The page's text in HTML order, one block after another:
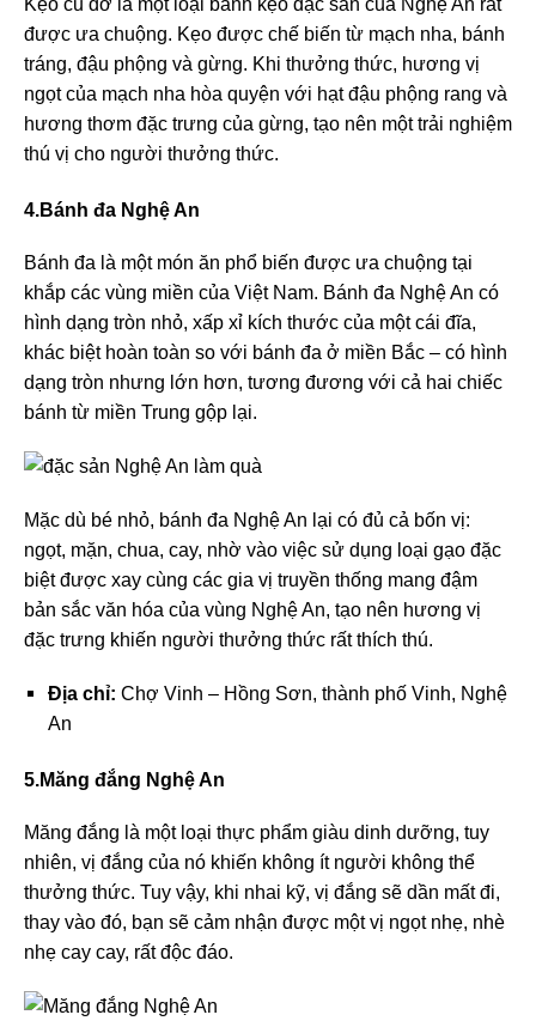
Kẹo cu đơ là một loại bánh kẹo đặc sản của Nghệ An rất
được ưa chuộng. Kẹo được chế biến từ mạch nha, bánh
tráng, đậu phộng và gừng. Khi thưởng thức, hương vị
ngọt của mạch nha hòa quyện với hạt đậu phộng rang và
hương thơm đặc trưng của gừng, tạo nên một trải nghiệm
thú vị cho người thưởng thức.
4.Bánh đa Nghệ An
Bánh đa là một món ăn phổ biến được ưa chuộng tại
khắp các vùng miền của Việt Nam. Bánh đa Nghệ An có
hình dạng tròn nhỏ, xấp xỉ kích thước của một cái đĩa,
khác biệt hoàn toàn so với bánh đa ở miền Bắc – có hình
dạng tròn nhưng lớn hơn, tương đương với cả hai chiếc
bánh từ miền Trung gộp lại.
Mặc dù bé nhỏ, bánh đa Nghệ An lại có đủ cả bốn vị:
ngọt, mặn, chua, cay, nhờ vào việc sử dụng loại gạo đặc
biệt được xay cùng các gia vị truyền thống mang đậm
bản sắc văn hóa của vùng Nghệ An, tạo nên hương vị
đặc trưng khiến người thưởng thức rất thích thú.
Địa chỉ: Chợ Vinh – Hồng Sơn, thành phố Vinh, Nghệ
An
5.Măng đắng Nghệ An
Măng đắng là một loại thực phẩm giàu dinh dưỡng, tuy
nhiên, vị đắng của nó khiến không ít người không thể
thưởng thức. Tuy vậy, khi nhai kỹ, vị đắng sẽ dần mất đi,
thay vào đó, bạn sẽ cảm nhận được một vị ngọt nhẹ, nhè
nhẹ cay cay, rất độc đáo.